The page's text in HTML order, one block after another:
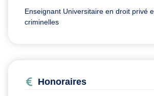
Enseignant Universitaire en droit privé
criminelles
Honoraires